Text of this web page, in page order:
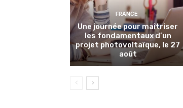
FRANCE
Une journée pour maîtriser
les fondamentaux d’un
projet photovoltaïque, le 27
août